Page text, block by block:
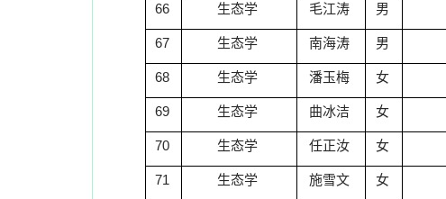
66 生态学 毛江涛 男
67 生态学 南海涛 男
68 生态学 潘玉梅 女
69 生态学 曲冰洁 女
70 生态学 任正汝 女
71 生态学 施雪文 女